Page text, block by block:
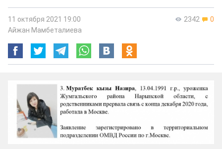
2342 0
11 октября 2021 19:00
Айжан Мамбеталиева